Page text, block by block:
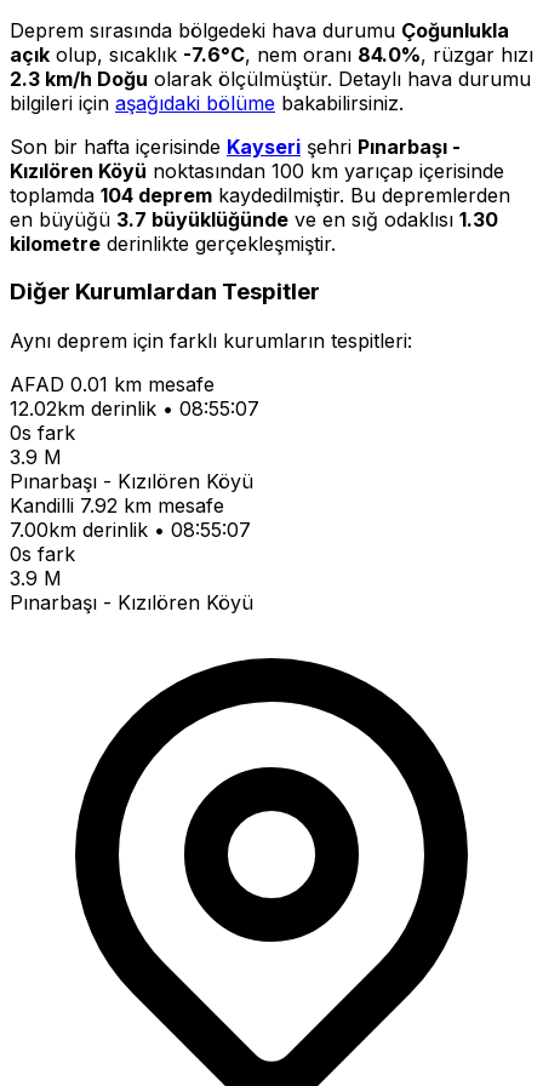
Deprem sırasında bölgedeki hava durumu Çoğunlukla
açık olup, sıcaklık -7.6°C, nem oranı 84.0%, rüzgar hızı
2.3 km/h Doğu olarak ölçülmüştür. Detaylı hava durumu
bilgileri için aşağıdaki bölüme bakabilirsiniz.
Son bir hafta içerisinde Kayseri şehri Pınarbaşı -
Kızılören Köyü noktasından 100 km yarıçap içerisinde
toplamda 104 deprem kaydedilmiştir. Bu depremlerden
en büyüğü 3.7 büyüklüğünde ve en sığ odaklısı 1.30
kilometre derinlikte gerçekleşmiştir.
Diğer Kurumlardan Tespitler
Aynı deprem için farklı kurumların tespitleri:
AFAD 0.01 km mesafe
12.02km derinlik • 08:55:07
0s fark
3.9 M
Pınarbaşı - Kızılören Köyü
Kandilli 7.92 km mesafe
7.00km derinlik • 08:55:07
0s fark
3.9 M
Pınarbaşı - Kızılören Köyü